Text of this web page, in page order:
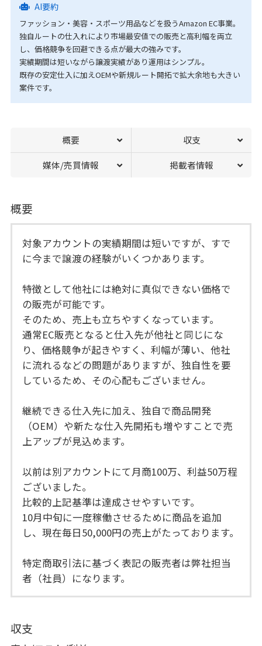
AI要約
ファッション・美容・スポーツ用品などを扱うAmazon EC事業。
独自ルートの仕入れにより市場最安値での販売と高利幅を両立
し、価格競争を回避できる点が最大の強みです。
実績期間は短いながら譲渡実績があり運用はシンプル。
既存の安定仕入に加えOEMや新規ルート開拓で拡大余地も大きい
案件です。
概要 収支
媒体/売買情報 掲載者情報
概要
対象アカウントの実績期間は短いですが、すで
に今まで譲渡の経験がいくつかあります。
特徴として他社には絶対に真似できない価格で
の販売が可能です。
そのため、売上も立ちやすくなっています。
通常EC販売となると仕入先が他社と同じにな
り、価格競争が起きやすく、利幅が薄い、他社
に流れるなどの問題がありますが、独自性を要
しているため、その心配もございません。
継続できる仕入先に加え、独自で商品開発
（OEM）や新たな仕入先開拓も増やすことで売
上アップが見込めます。
以前は別アカウントにて月商100万、利益50万程
ございました。
比較的上記基準は達成させやすいです。
10月中旬に一度稼働させるために商品を追加
し、現在毎日50,000円の売上がたっております。
特定商取引法に基づく表記の販売者は弊社担当
者（社員）になります。
収支